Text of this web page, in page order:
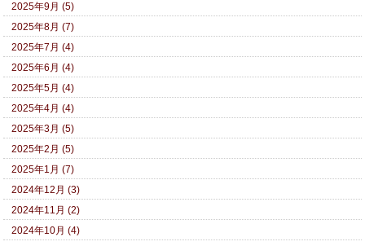
2025年9月 (5)
2025年8月 (7)
2025年7月 (4)
2025年6月 (4)
2025年5月 (4)
2025年4月 (4)
2025年3月 (5)
2025年2月 (5)
2025年1月 (7)
2024年12月 (3)
2024年11月 (2)
2024年10月 (4)